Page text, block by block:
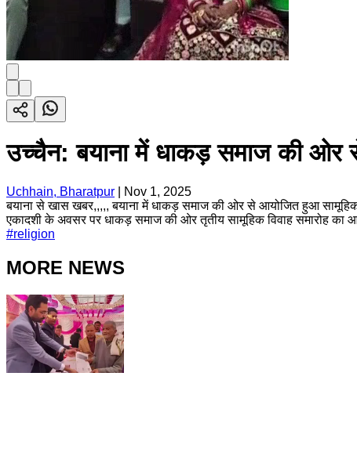
उच्चैन: बयाना में धाकड़ समाज की ओर
Uchhain, Bharatpur
Nov 1, 2025
बयाना से खास खबर,,,,, बयाना में धाकड़ समाज की ओर से आयोजित हुआ सामूहिक
एकादशी के अवसर पर धाकड़ समाज की ओर तृतीय सामूहिक विवाह समारोह का
#religion
MORE NEWS